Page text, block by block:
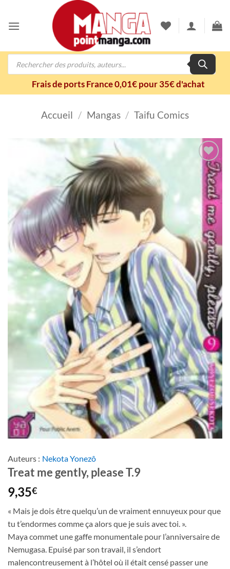
contenu
Recherche
Frais de ports France 0,01€ pour 35€ d'achat
Accueil / Mangas / Taifu Comics
Ajouter
à la
wishlist
Auteurs : Nekota Yonezô
Treat me gently, please T.9
9,35€
« Mais je dois être quelqu’un de vraiment ennuyeux pour que
tu t’endormes comme ça alors que je suis avec toi. ».
Maya commet une gaffe monumentale pour l’anniversaire de
Nemugasa. Epuisé par son travail, il s’endort
malencontreusement à l’hôtel où il était censé passer une